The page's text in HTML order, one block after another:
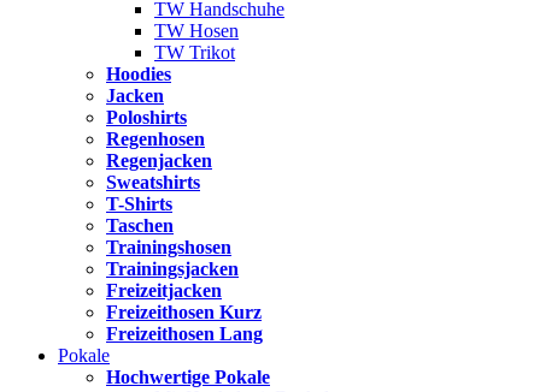
TW Handschuhe
TW Hosen
TW Trikot
Hoodies
Jacken
Poloshirts
Regenhosen
Regenjacken
Sweatshirts
T-Shirts
Taschen
Trainingshosen
Trainingsjacken
Freizeitjacken
Freizeithosen Kurz
Freizeithosen Lang
Pokale
Hochwertige Pokale